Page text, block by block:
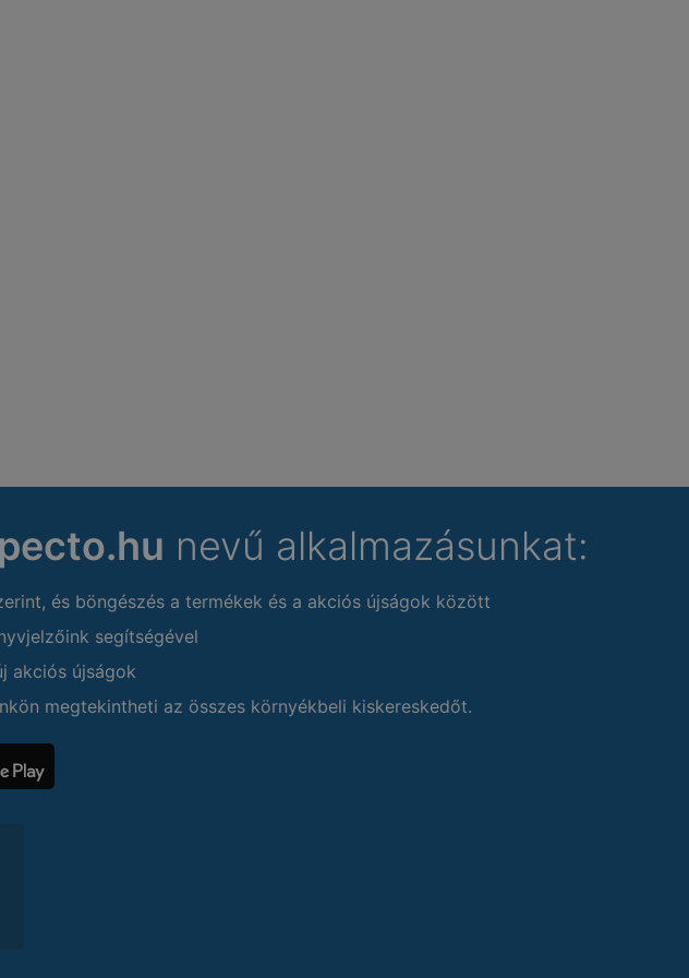
nevű alkalmazásunkat:
és böngészés a termékek és a akciós újságok között
segítségével
akciós újságok
megtekintheti az összes környékbeli kiskereskedőt.